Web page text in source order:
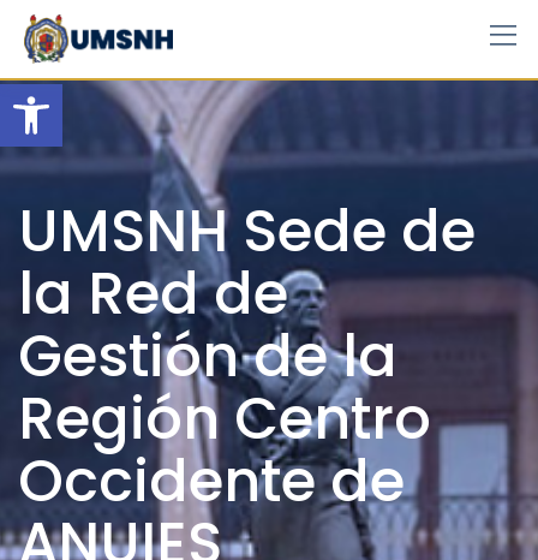
Open toolbar
Skip
content
UMSNH Sede de
la Red de
Gestión de la
Región Centro
Occidente de
ANUIES